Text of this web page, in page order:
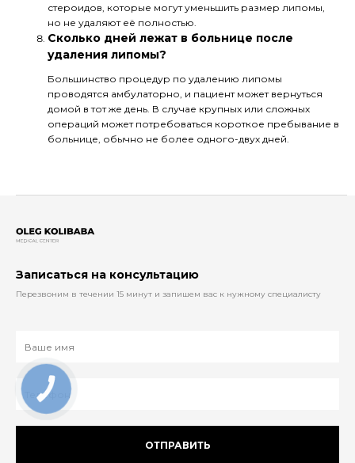
стероидов, которые могут уменьшить размер липомы,
но не удаляют её полностью.
Сколько дней лежат в больнице после
удаления липомы?
Большинство процедур по удалению липомы
проводятся амбулаторно, и пациент может вернуться
домой в тот же день. В случае крупных или сложных
операций может потребоваться короткое пребывание в
больнице, обычно не более одного-двух дней.
Записаться на консультацию
Перезвоним в течении 15 минут и запишем вас к нужному специалисту
ОТПРАВИТЬ